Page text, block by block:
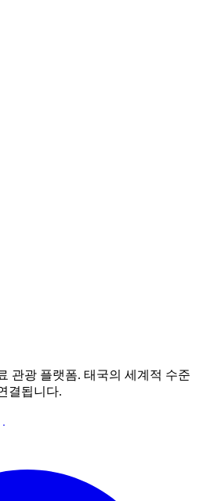
관광 플랫폼. 태국의 세계적 수준
결됩니다.